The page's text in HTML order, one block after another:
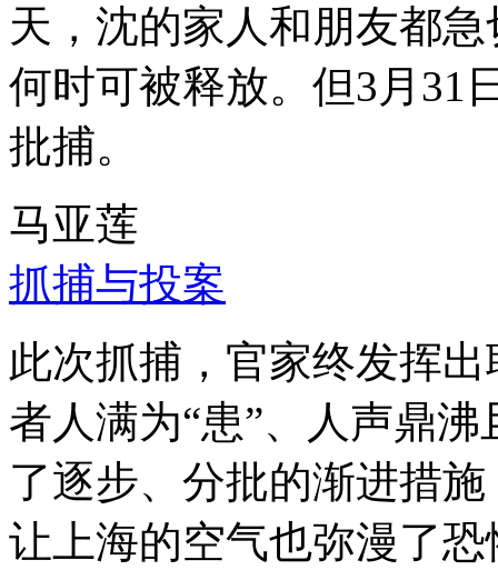
天，沈的家人和朋友都
何时可被释放。但3月31
批捕。
马亚莲
抓捕与投案
此次抓捕，官家终发挥
者人满为“患”、人声鼎
了逐步、分批的渐进措
让上海的空气也弥漫了